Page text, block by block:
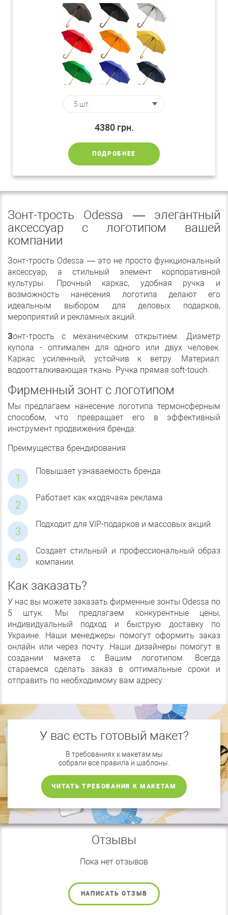
4380 грн.
ПОДРОБНЕЕ
Зонт-трость Odessa — элегантный
аксессуар с логотипом вашей
компании
Зонт-трость Odessa — это не просто функциональный
аксессуар, а стильный элемент корпоративной
культуры. Прочный каркас, удобная ручка и
возможность нанесения логотипа делают его
идеальным выбором для деловых подарков,
мероприятий и рекламных акций.
Зонт-трость с механическим открытием. Диаметр
купола - оптимален для одного или двух человек.
Каркас усиленный, устойчив к ветру. Материал:
водоотталкивающая ткань. Ручка прямая soft-touch.
Фирменный зонт с логотипом
Мы предлагаем нанесение логотипа термонсферным
способом, что превращает его в эффективный
инструмент продвижения бренда:
Преимущества брендирования
Повышает узнаваемость бренда
Работает как «ходячая» реклама
Подходит для VIP-подарков и массовых акций
Создаёт стильный и профессиональный образ
компании.
Как заказать?
У нас вы можете заказать фирменные зонты Odessa по
5 штук. Мы предлагаем конкурентные цены,
индивидуальный подход и быструю доставку по
Украине. Наши менеджеры помогут оформить заказ
онлайн или через почту. Наши дизайнеры помогут в
создании макета с Вашим логотипом. Всегда
стараемся сделать заказ в оптимальные сроки и
отправить по необходимому вам адресу.
У вас есть готовый макет?
В требованиях к макетам мы
собрали все правила и шаблоны.
ЧИТАТЬ ТРЕБОВАНИЯ К МАКЕТАМ
Отзывы
Пока нет отзывов
НАПИСАТЬ ОТЗЫВ